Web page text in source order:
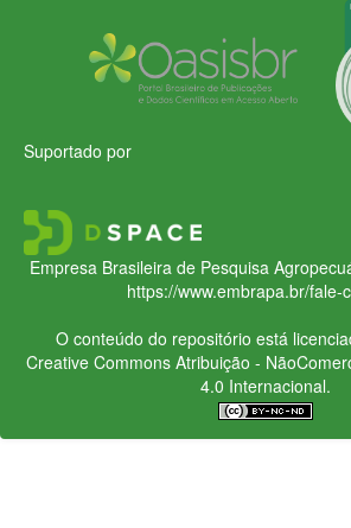
Suportado por
Empresa Brasileira de Pesquisa
https://www.embrapa.br/fale-
O conteúdo do repositório está
Creative CommonsAtribuição -
4.0 Internacional.